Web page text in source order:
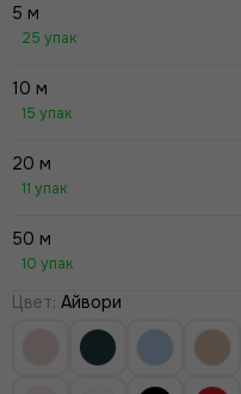
5 м
25 упак
10 м
15 упак
20 м
11 упак
50 м
10 упак
Цвет: Айвори